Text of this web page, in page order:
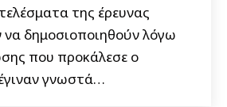
της έρευνας
δημοσιοποιηθούν λόγω
που προκάλεσε ο
γνωστά…